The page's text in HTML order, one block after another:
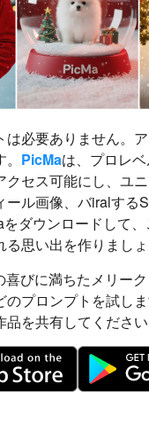
は必要ありません。
PicMaは、プロレ
クセス可能にし、ユ
ール画像、バiralする
ダウンロードして
思い出を作りましょ
びに満ちたメリー
のプロンプトを試し
品を共有してくださ